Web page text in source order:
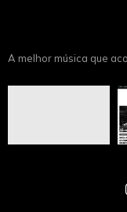
A melhor música que